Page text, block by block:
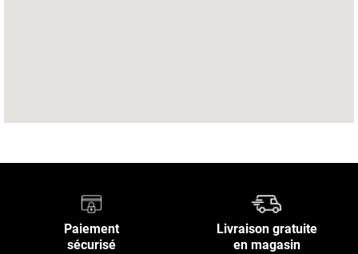
Paiement
sécurisé
Livraison gratuite
en magasin